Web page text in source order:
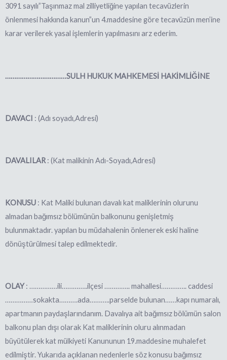
3091 sayılı”Taşınmaz mal zilliyetliğine yapılan tecavüzlerin
önlenmesi hakkında kanun”un 4.maddesine göre tecavüzün men’ine
karar verilerek yasal işlemlerin yapılmasını arz ederim.
……………………………SULH HUKUK MAHKEMESİ HAKİMLİĞİNE
DAVACI : (Adı soyadı,Adresi)
DAVALILAR : (Kat malikinin Adı-Soyadı,Adresi)
KONUSU : Kat Maliki bulunan davalı kat maliklerinin olurunu
almadan bağımsız bölümünün balkonunu genişletmiş
bulunmaktadır. yapılan bu müdahalenin önlenerek eski haline
dönüştürülmesi talep edilmektedir.
OLAY: ……………ili…………..ilçesi ………….. mahallesi………….. caddesi
……………sokakta……….ada………..parselde bulunan……kapı numaralı,
apartmanın paydaşlarındanım. Davalıya ait bağımsız bölümün salon
balkonu plan dışı olarak Kat maliklerinin oluru alınmadan
büyütülerek kat mülkiyeti Kanununun 19.maddesine muhalefet
edilmiştir. Yukarıda açıklanan nedenlerle söz konusu bağımsız